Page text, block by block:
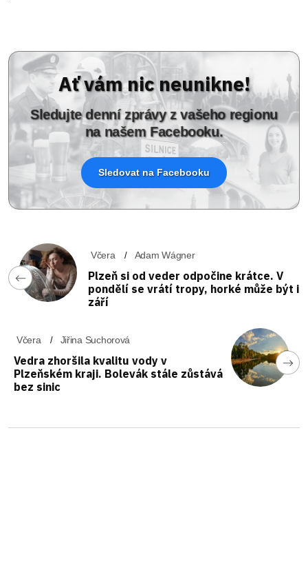
Ať vám nic neunikne!
Sledujte denní zprávy z vašeho regionu
na našem Facebooku.
Sledovat na Facebooku
Včera Adam Wágner
Plzeň si od veder odpočine krátce. V
pondělí se vrátí tropy, horké může být i
září
Včera Jiřina Suchorová
Vedra zhoršila kvalitu vody v
Plzeňském kraji. Bolevák stále zůstává
bez sinic